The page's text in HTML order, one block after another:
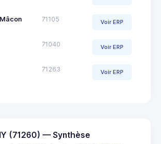
71105 Voir ERP
71040 Voir ERP
71263 Voir ERP
(71260) — Synthèse